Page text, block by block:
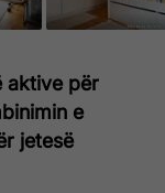
aktive për
e
jetesë